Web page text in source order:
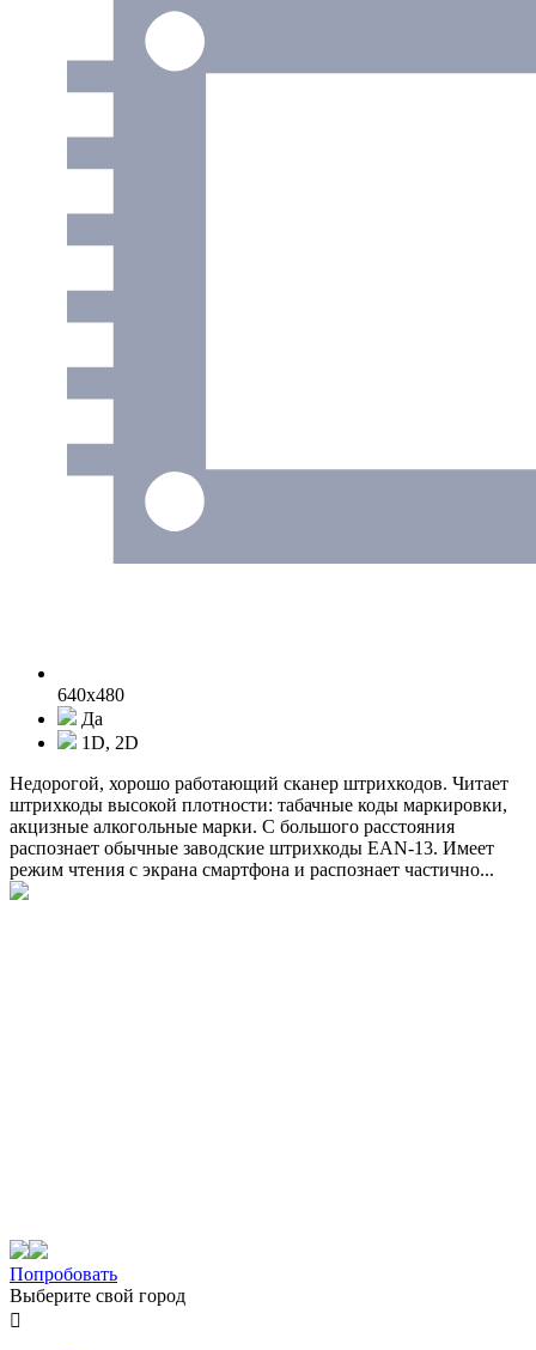
640x480
Да
1D, 2D
Недорогой, хорошо работающий сканер штрихкодов. Читает
штрихкоды высокой плотности: табачные коды маркировки,
акцизные алкогольные марки. С большого расстояния
распознает обычные заводские штрихкоды EAN-13. Имеет
режим чтения с экрана смартфона и распознает частично...
Попробовать
Выберите свой город
